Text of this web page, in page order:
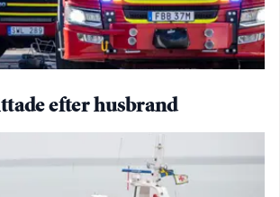
efter husbrand